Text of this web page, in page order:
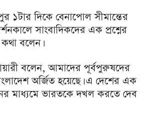
দিকে বেনাপোল সীমান্তের
সাংবাদিকদের এক প্রশ্নের
বলেন।
বলেন, আমাদের পূর্বপুরুষদের
অর্জিত হয়েছে। এ দেশের এক
মাধ্যমে ভারতকে দখল করতে দেব